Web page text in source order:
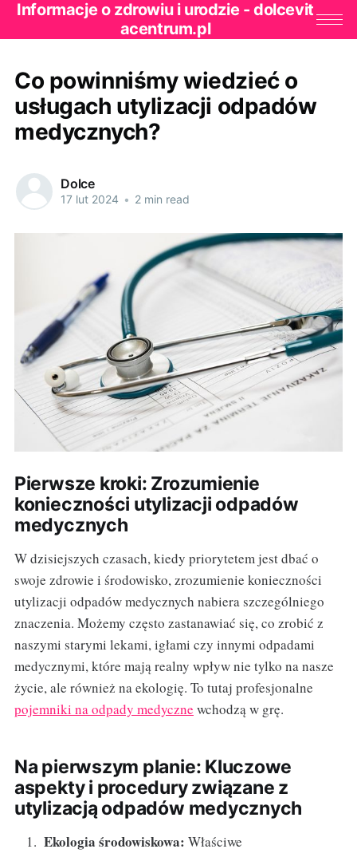
Informacje o zdrowiu i urodzie - dolcevit
acentrum.pl
Co powinniśmy wiedzieć o
usługach utylizacji odpadów
medycznych?
Dolce
17 lut 2024 • 2 min read
Pierwsze kroki: Zrozumienie
konieczności utylizacji odpadów
medycznych
W dzisiejszych czasach, kiedy priorytetem jest dbać o
swoje zdrowie i środowisko, zrozumienie konieczności
utylizacji odpadów medycznych nabiera szczególniego
znaczenia. Możemy często zastanawiać się, co zrobić z
naszymi starymi lekami, igłami czy innymi odpadami
medycznymi, które mają realny wpływ nie tylko na nasze
życie, ale również na ekologię. To tutaj profesjonalne
pojemniki na odpady medyczne wchodzą w grę.
Na pierwszym planie: Kluczowe
aspekty i procedury związane z
utylizacją odpadów medycznych
Ekologia środowiskowa: Właściwe